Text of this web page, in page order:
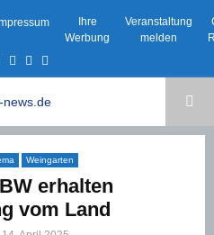
Ihre
Werbung
Veranstaltung
melden
TwitterInstagram
Email
Weingarten
erhalten
vom Land